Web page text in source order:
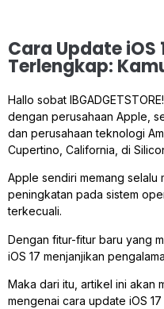
Cara Update iOS
Terlengkap:
Hallo sobat
dengan perusahaan Apple,
dan perusahaan teknologi
Cupertino, California, di
Apple sendiri memang selalu
peningkatan pada sistem
terkecuali.
Dengan fitur-fitur baru yang
iOS 17 menjanjikan
Maka dari itu, artikel ini akan
mengenai cara update iOS